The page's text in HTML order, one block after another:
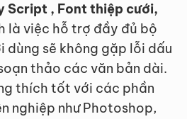
Script , Font thiệp cưới,
là việc hỗ trợ đầy đủ bộ
dùng sẽ không gặp lỗi dấu
thảo các văn bản dài.
thích tốt với các phần
nghiệp như Photoshop,